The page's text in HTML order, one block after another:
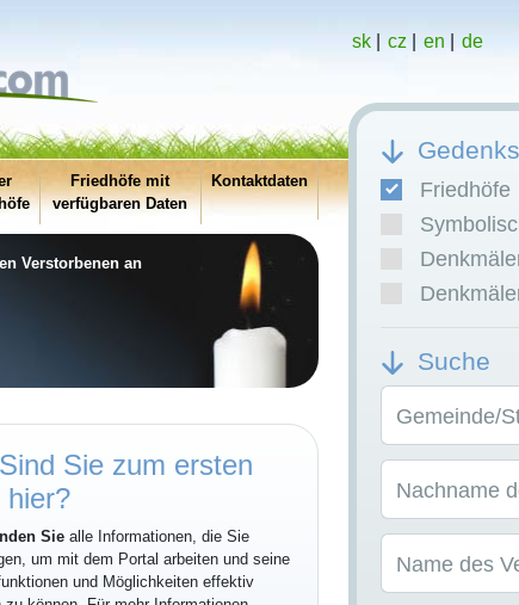
Friedhöfe mit
verfügbaren Daten
Kontaktdaten
Verstorbenen an
sk| cz en de
Friedhöfe
Suche
Gemeinde/
Nachname
Name des
Sind Sie zum ersten
hier?
Sie alle Informationen, die Sie
um mit dem Portal arbeiten und seine
und Möglichkeiten effektiv